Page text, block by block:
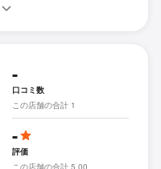
-
口コミ数
この店舗の合計 1
-
評価
この店舗の合計 5.00